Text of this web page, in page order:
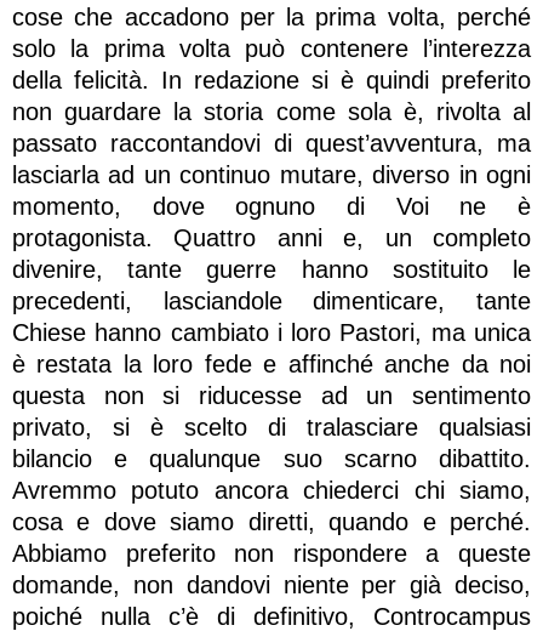
cose che accadono per la prima volta, perché
solo la prima volta può contenere l’interezza
della felicità. In redazione si è quindi preferito
non guardare la storia come sola è, rivolta al
passato raccontandovi di quest’avventura, ma
lasciarla ad un continuo mutare, diverso in ogni
momento, dove ognuno di Voi ne è
protagonista. Quattro anni e, un completo
divenire, tante guerre hanno sostituito le
precedenti, lasciandole dimenticare, tante
Chiese hanno cambiato i loro Pastori, ma unica
è restata la loro fede e affinché anche da noi
questa non si riducesse ad un sentimento
privato, si è scelto di tralasciare qualsiasi
bilancio e qualunque suo scarno dibattito.
Avremmo potuto ancora chiederci chi siamo,
cosa e dove siamo diretti, quando e perché.
Abbiamo preferito non rispondere a queste
domande, non dandovi niente per già deciso,
poiché nulla c’è di definitivo, Controcampus